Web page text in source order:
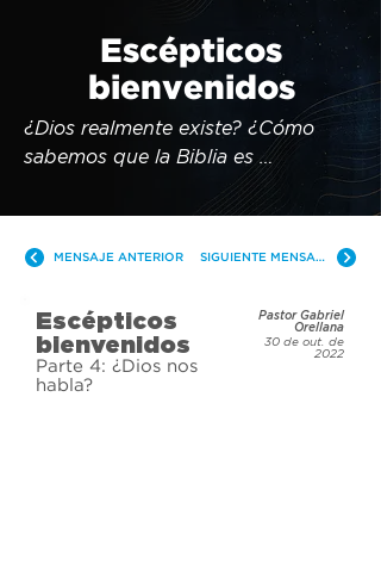
Escépticos
bienvenidos
¿Dios realmente existe? ¿Cómo
sabemos que la Biblia es
verdaderamente la Palabra de
Dios? En nuestra cultura, es común
acerca de las cosas de Dios. Tal vez
buscando respuestas. Únete a
nosotros y obtén respuestas a tus
preguntas.
MENSAJE ANTERIOR SIGUIENTE MENSAJE
Escépticos
bienvenidos
Parte 4: ¿Dios nos
habla?
Pastor Gabriel
Orellana
30 de out. de
2022